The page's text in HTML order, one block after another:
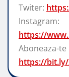
Twiter:
Instagram:
https://
Aboneaza-
https://bit.ly/